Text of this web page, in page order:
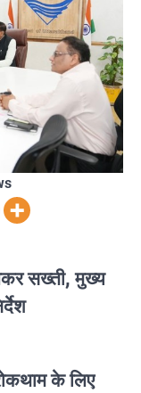
सख्ती, मुख्य
के लिए